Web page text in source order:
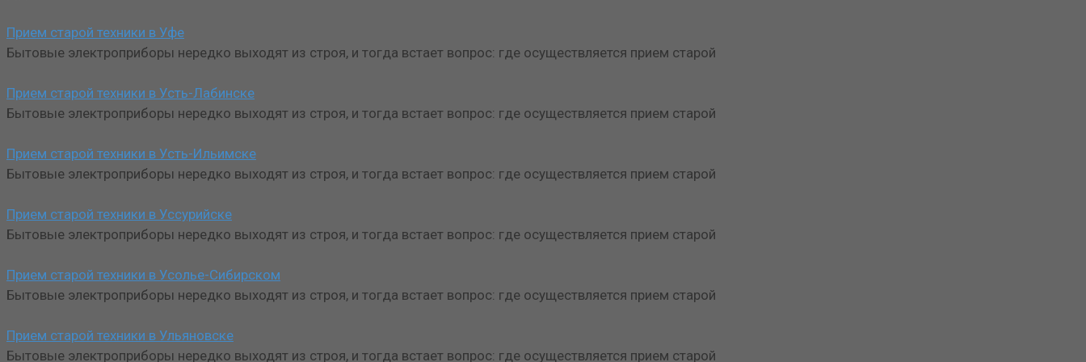
Прием старой техники в Уфе
Бытовые электроприборы нередко выходят из строя, и тогда встает вопрос: где осуществляется прием старой
Прием старой техники в Усть-Лабинске
Бытовые электроприборы нередко выходят из строя, и тогда встает вопрос: где осуществляется прием старой
Прием старой техники в Усть-Ильимске
Бытовые электроприборы нередко выходят из строя, и тогда встает вопрос: где осуществляется прием старой
Прием старой техники в Уссурийске
Бытовые электроприборы нередко выходят из строя, и тогда встает вопрос: где осуществляется прием старой
Прием старой техники в Усолье-Сибирском
Бытовые электроприборы нередко выходят из строя, и тогда встает вопрос: где осуществляется прием старой
Прием старой техники в Ульяновске
Бытовые электроприборы нередко выходят из строя, и тогда встает вопрос: где осуществляется прием старой